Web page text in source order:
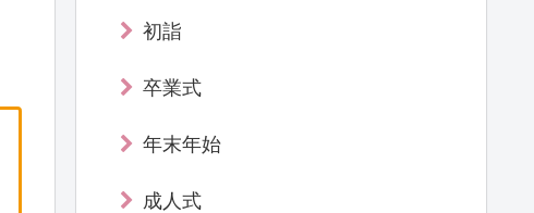
初詣
卒業式
年末年始
成人式